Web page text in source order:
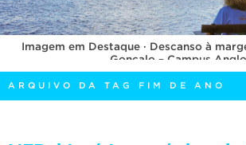
INTERNACIONAL
OUVIDORIA
PORTARIAS
TELEFONES
Imagem em Destaque · Descanso à
Gonçalo – Campus Anglo
ARQUIVO DA TAG FIM DE ANO